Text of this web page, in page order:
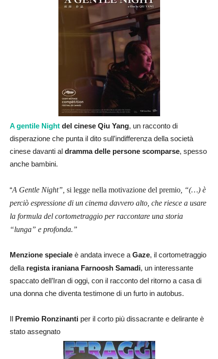
A gentile Night del cinese Qiu Yang, un racconto di
disperazione che punta il dito sull’indifferenza della società
cinese davanti al dramma delle persone scomparse, spesso
anche bambini.
“A Gentle Night”, si legge nella motivazione del premio , “(…) è
perciò espressione di un cinema davvero alto, che riesce a usare
la formula del cortometraggio per raccontare una storia
“lunga” e profonda.”
Menzione speciale è andata invece a Gaze, il cortometraggio
della regista iraniana Farnoosh Samadi, un interessante
spaccato dell’Iran di oggi, con il racconto del ritorno a casa di
una donna che diventa testimone di un furto in autobus.
Il Premio Ronzinanti per il corto più dissacrante e delirante è
stato assegnato